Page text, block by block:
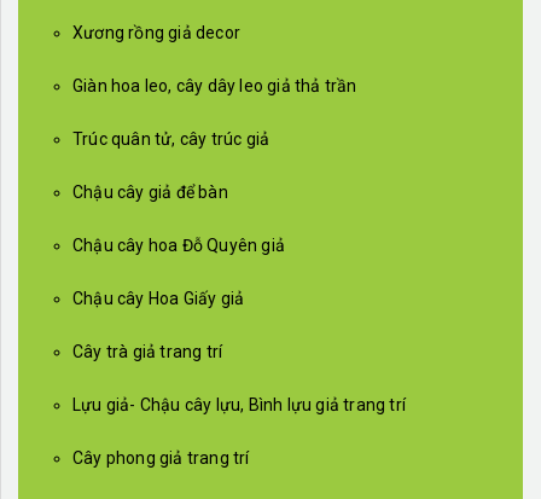
Xương rồng giả decor
Giàn hoa leo, cây dây leo giả thả trần
Trúc quân tử, cây trúc giả
Chậu cây giả để bàn
Chậu cây hoa Đỗ Quyên giả
Chậu cây Hoa Giấy giả
Cây trà giả trang trí
Lựu giả- Chậu cây lựu, Bình lựu giả trang trí
Cây phong giả trang trí